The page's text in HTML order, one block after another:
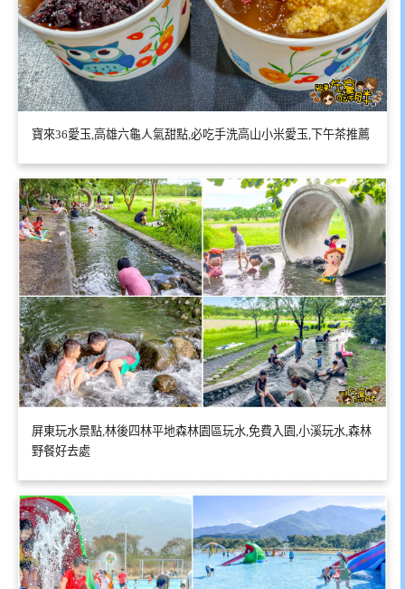
寶來36愛玉,高雄六龜人氣甜點,必吃手洗高山小米愛玉,下午茶推薦
屏東玩水景點,林後四林平地森林園區玩水,免費入園,小溪玩水,森林
野餐好去處